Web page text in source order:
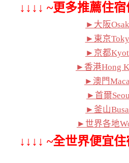
↓↓↓↓ ~更多推薦住
►大阪
►東京
►京都
►香港Hong
►澳門
►首爾
►釜山
►世界各地
↓↓↓↓ ~全世界便宜